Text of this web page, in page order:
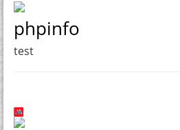
phpinfo
test